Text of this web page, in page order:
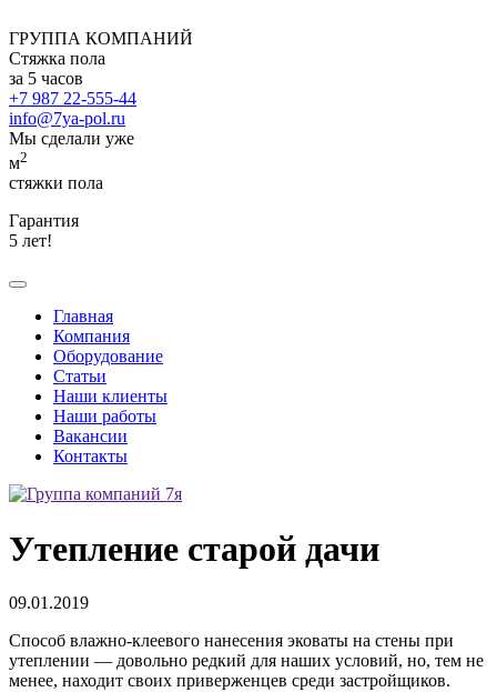
ГРУППА КОМПАНИЙ
Стяжка пола
за 5 часов
+7 987 22-555-44
info@7ya-pol.ru
Мы сделали уже
м2
стяжки пола
Гарантия
5 лет!
Главная
Компания
Оборудование
Статьи
Наши клиенты
Наши работы
Вакансии
Контакты
Утепление старой дачи
09.01.2019
Способ влажно-клеевого нанесения эковаты на стены при
утеплении — довольно редкий для наших условий, но, тем не
менее, находит своих приверженцев среди застройщиков.